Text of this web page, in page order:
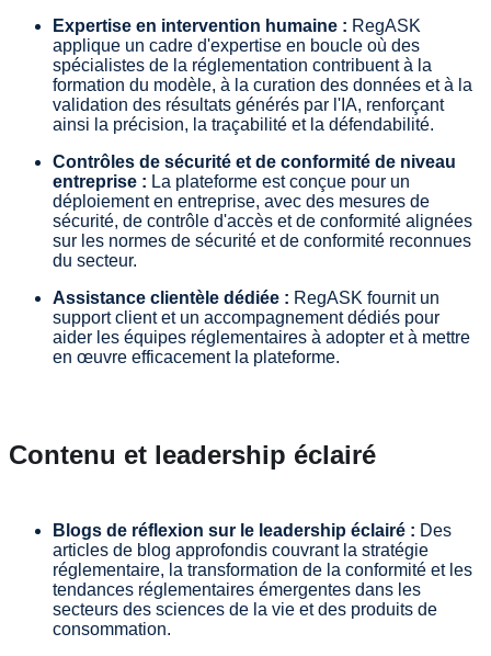
Expertise en intervention humaine : RegASK
applique un cadre d'expertise en boucle où des
spécialistes de la réglementation contribuent à la
formation du modèle, à la curation des données et à la
validation des résultats générés par l'IA, renforçant
ainsi la précision, la traçabilité et la défendabilité.
Contrôles de sécurité et de conformité de niveau
entreprise : La plateforme est conçue pour un
déploiement en entreprise, avec des mesures de
sécurité, de contrôle d'accès et de conformité alignées
sur les normes de sécurité et de conformité reconnues
du secteur.
Assistance clientèle dédiée : RegASK fournit un
support client et un accompagnement dédiés pour
aider les équipes réglementaires à adopter et à mettre
en œuvre efficacement la plateforme.
Contenu et leadership éclairé
Blogs de réflexion sur le leadership éclairé : Des
articles de blog approfondis couvrant la stratégie
réglementaire, la transformation de la conformité et les
tendances réglementaires émergentes dans les
secteurs des sciences de la vie et des produits de
consommation.